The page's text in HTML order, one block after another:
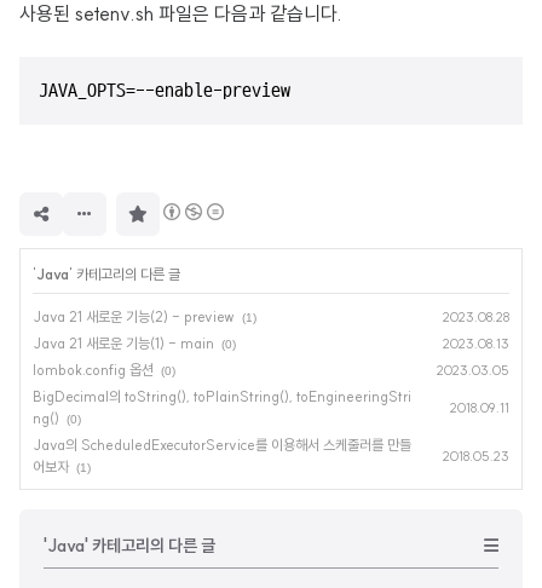
사용된 setenv.sh 파일은 다음과 같습니다.
JAVA_OPTS=--enable-preview
하
'Java' 카테고리의 다른 글
Java 21 새로운 기능(2) - preview (1) 2023.08.28
Java 21 새로운 기능(1) - main (0) 2023.08.13
lombok.config 옵션 (0) 2023.03.05
BigDecimal의 toString(), toPlainString(), toEngineeringStri
ng()
(0)
2018.09.11
Java의 ScheduledExecutorService를 이용해서 스케줄러를 만들
어보자 (1)
2018.05.23
'Java' 카테고리의 다른 글